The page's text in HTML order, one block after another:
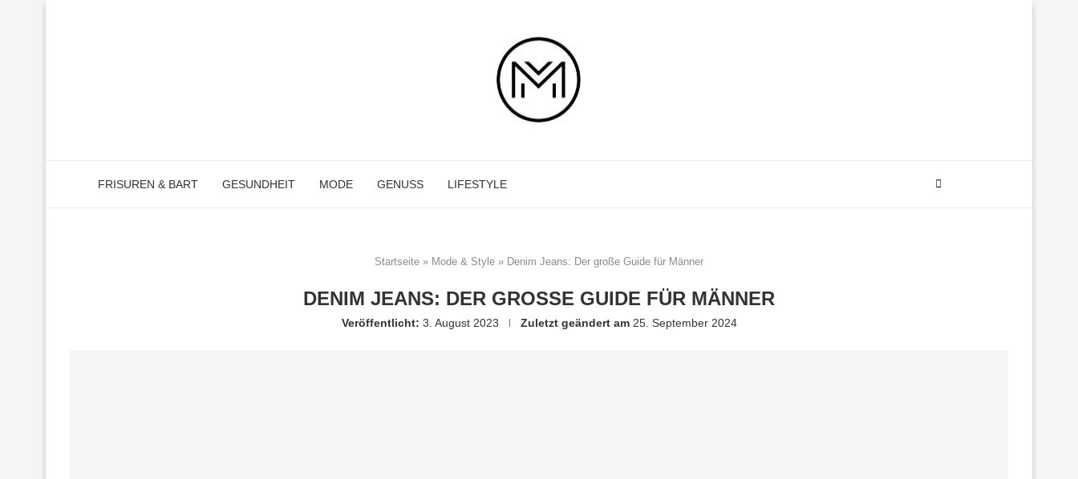
FRISUREN & BART GESUNDHEIT MODE GENUSS LIFESTYLE
Startseite » Mode & Style » Denim Jeans: Der große Guide für Männer
DENIM JEANS: DER GROSSE GUIDE FÜR MÄNNER
Veröffentlicht: 3. August 2023 Zuletzt geändert am 25. September 2024